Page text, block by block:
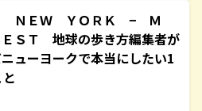
ＮＥＷ ＹＯＲＫ − Ｍ
ＳＴ 地球の歩き方編集者が
ューヨークで本当にしたい1